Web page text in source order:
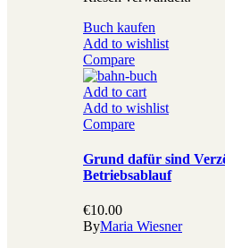
Buch kaufen
Add to wishlist
Compare
Add to cart
Add to wishlist
Compare
Grund dafür sind
Betriebsablauf
€10.00
ByMaria Wiesner